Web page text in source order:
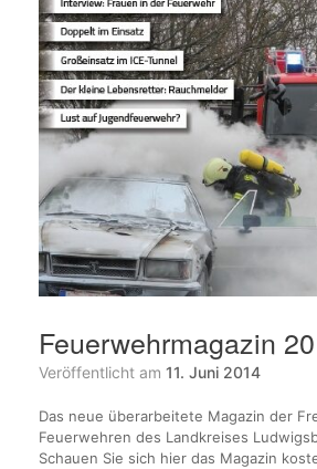
Feuerwehrmagazin
Veröffentlicht am 11. Juni 2014
Das neue überarbeitete Magazin der
Feuerwehren des Landkreises
Schauen Sie sich hier das Magazin